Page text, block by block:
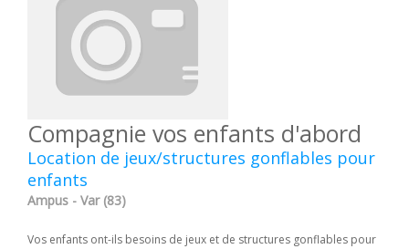
Compagnie vos enfants d'abord
Location de jeux/structures gonflables pour
enfants
Ampus - Var (83)
Vos enfants ont-ils besoins de jeux et de structures gonflables pour